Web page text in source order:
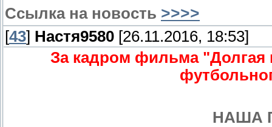
Ссылка на новость >>>>
[43] Настя9580 [26.11.2016, 18:53]
За кадром фильма "Долгая
НАША